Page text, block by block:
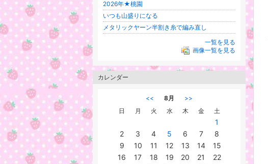
2026年★桃園
いつも山盛りになる
メタリックヤーン半割き糸で編み直し
一覧を見る
画像一覧を見る
カレンダー
<< 8月
>>
日
月 火 水 木 金 土
1
2
3 4 5 6 7
8
9
10 11 12 13 14
15
16
17 18 19 20 21
22